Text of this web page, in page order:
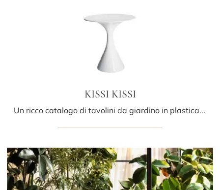
KISSI KISSI
Un ricco catalogo di tavolini da giardino in plastica ti attende nel nostro showroom: clicca e scopri il modello KISSI KISSI di Driade.